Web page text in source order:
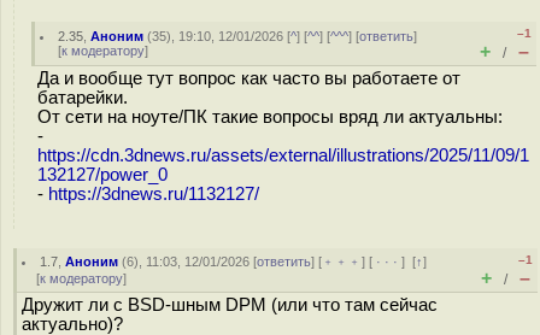
2.35 ,Аноним (35), 19:10, 12/01/2026 [^] [^^] [^^^] [ответить]
[к модератору]
–1
+ / –
Да и вообще тут вопрос как часто вы работаете от
батарейки.
От сети на ноуте/ПК такие вопросы вряд ли актуальны:
-
https://cdn.3dnews.ru/assets/external/illustrations/2025/11/09/1
132127/power_0
- https://3dnews.ru/1132127/
1.7 ,Аноним (6), 11:03, 12/01/2026 [ответить] [ ﹢﹢﹢] [ · · ·][↑]
[к модератору]
–1
+ / –
Дружит ли с BSD-шным DPM (или что там сейчас
актуально)?